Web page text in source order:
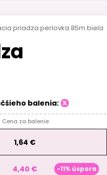
priadza perlovka 85m biela
balenia:
Cena za balenie
1,64 €
4,40 € -11% úspora